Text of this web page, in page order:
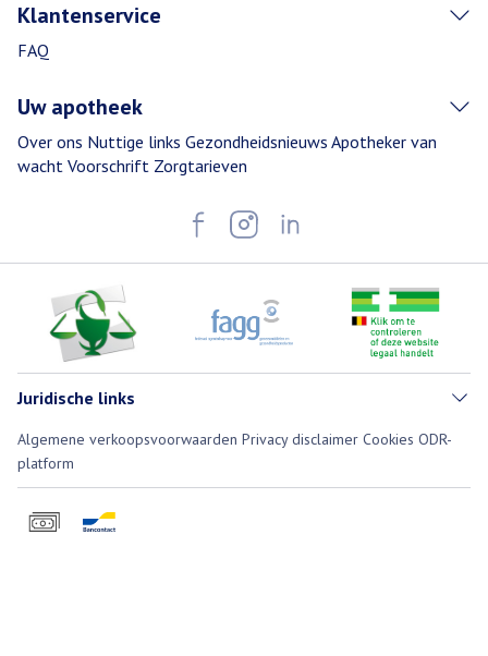
Klantenservice
FAQ
Uw apotheek
Over ons Nuttige links Gezondheidsnieuws Apotheker van
wacht Voorschrift Zorgtarieven
Juridische links
Algemene verkoopsvoorwaarden Privacy disclaimer Cookies ODR-
platform